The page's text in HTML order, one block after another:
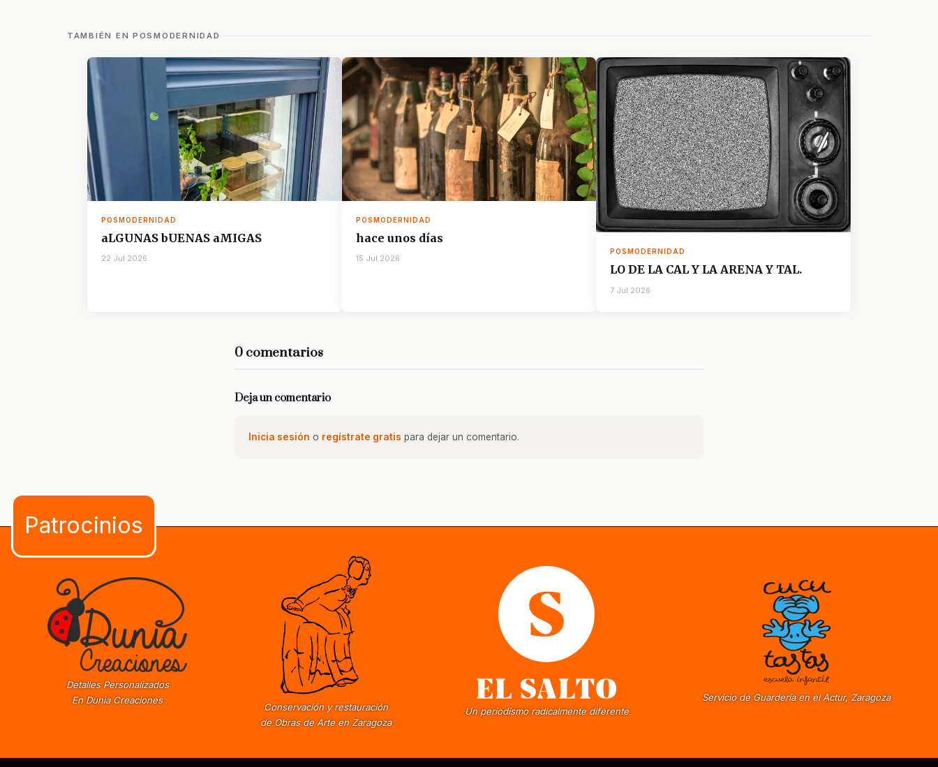
TAMBIÉN EN POSMODERNIDAD
POSMODERNIDAD
aLGUNAS bUENAS aMIGAS
22 Jul 2026
POSMODERNIDAD
hace unos días
15 Jul 2026
POSMODERNIDAD
LO DE LA CAL Y LA ARENA Y TAL.
7 Jul 2026
0 comentarios
Deja un comentario
Inicia sesión o regístrate gratis para dejar un comentario.
Detalles Personalizados
En Dunia Creaciones
Conservación y restauración
de Obras de Arte en Zaragoza
Un periodismo radicalmente diferente
Servicio de Guardería en el Actur, Zaragoza